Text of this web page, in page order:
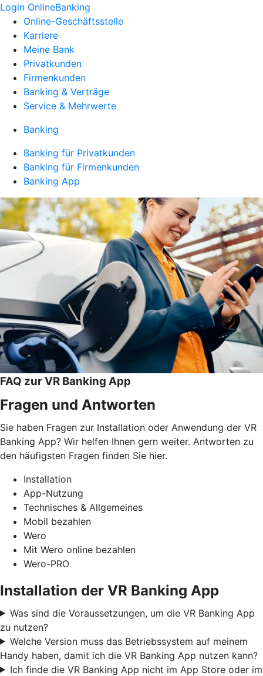
Login OnlineBanking
Online-Geschäftsstelle
Karriere
Meine Bank
Privatkunden
Firmenkunden
Banking & Verträge
Service & Mehrwerte
Banking
Banking für Privatkunden
Banking für Firmenkunden
Banking App
FAQ zur VR Banking App
Fragen und Antworten
Sie haben Fragen zur Installation oder Anwendung der VR
Banking App? Wir helfen Ihnen gern weiter. Antworten zu
den häufigsten Fragen finden Sie hier.
Installation
App-Nutzung
Technisches & Allgemeines
Mobil bezahlen
Wero
Mit Wero online bezahlen
Wero-PRO
Installation der VR Banking App
Was sind die Voraussetzungen, um die VR Banking App
zu nutzen?
Welche Version muss das Betriebssystem auf meinem
Handy haben, damit ich die VR Banking App nutzen kann?
Ich finde die VR Banking App nicht im App Store oder im